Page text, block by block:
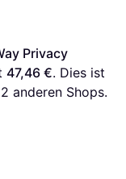
Privacy
47,46 €. Dies ist
2 anderen Shops.